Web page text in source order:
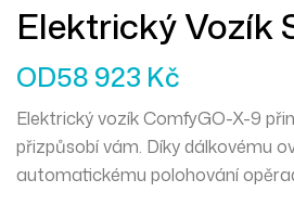
Elektrický Vozík
Polohováním A
Ovládáním
OD58 923 Kč
Elektrický vozík ComfyGO-X-9
přizpůsobí vám. Díky dálkovému
automatickému polohování